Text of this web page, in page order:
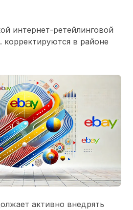
интернет-ретейлинговой
корректируются в районе
активно внедрять